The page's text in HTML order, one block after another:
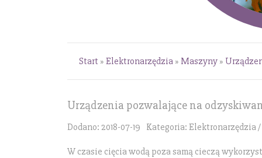
Start » Elektronarzędzia » Maszyny »
Urządzenia pozwalające na
Dodano: 2018-07-19 Kategoria: Elektronarzędzia
W czasie cięcia wodą poza samą cieczą